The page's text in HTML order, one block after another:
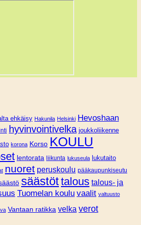
ehkäisy Hakunila Helsinki Hevoshaan
hyvinvointivelka joukkoliikenne
korona Korso KOULU
lentorata liikunta lukuseula lukutaito
nuoret peruskoulu pääkaupunkiseutu
säästöttalous talous- ja
Tuomelan koulu vaalit valtuusto
Vantaan ratikka velka verot